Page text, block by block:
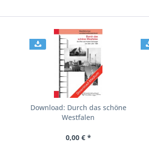
Download: Durch das schöne
Westfalen
0,00 € *